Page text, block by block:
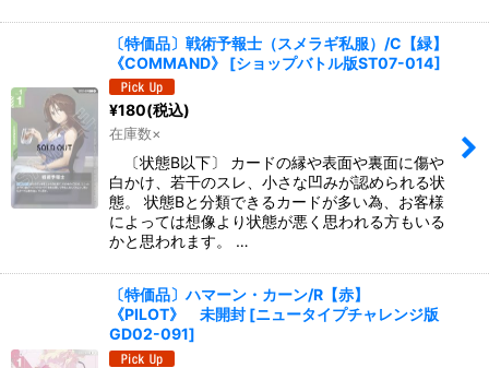
〔特価品〕戦術予報士（スメラギ私服）/C【緑】
《COMMAND》
[ショップバトル版ST07-014]
¥180(税込)
在庫数×
〔状態B以下〕 カードの縁や表面や裏面に傷や
白かけ、若干のスレ、小さな凹みが認められる状
態。 状態Bと分類できるカードが多い為、お客様
によっては想像より状態が悪く思われる方もいる
かと思われます。 …
〔特価品〕ハマーン・カーン/R【赤】
《PILOT》 未開封 [ニュータイプチャレンジ版
GD02-091]